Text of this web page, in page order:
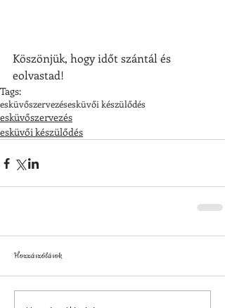
Köszönjük, hogy időt szántál és
eolvastad!
Tags:
esküvőszervezésesküvői készülődés
esküvőszervezés
esküvői készülődés
Hozzászólások